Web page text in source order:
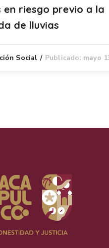
en riesgo previo a la
de lluvias
Social Publicado: mayo